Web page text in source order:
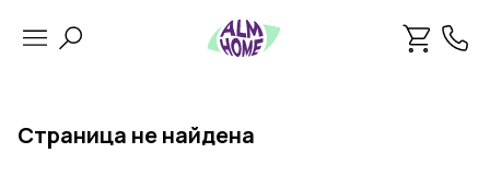
Страница не найдена